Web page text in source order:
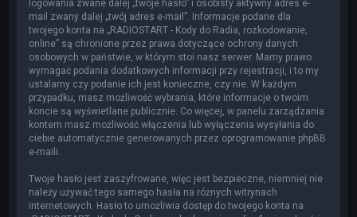
logowania zwane dalej „twoje hasło” i osobisty aktywny adres e-
mail zwany dalej „twój adres e-mail”. Informacje podane dla
twojego konta na „RADIOSTART - Kody do Radia, rozkodowanie,
online” są chronione przez prawa dotyczące ochrony danych
osobowych w państwie, w którym stoi nasz serwer. Mamy prawo
wymagać podania dodatkowych informacji przy rejestracji, i to my
ustalamy czy podanie ich jest konieczne, czy nie. W każdym
przypadku, masz możliwość wybrania, które informacje o twoim
koncie są wyświetlane publicznie. Co więcej, w panelu zarządzania
kontem masz możliwość włączenia lub wyłączenia wysyłania do
ciebie automatycznie generowanych przez oprogramowanie phpBB
e-maili.
Twoje hasło jest zaszyfrowane, więc jest bezpieczne, niemniej nie
należy używać tego samego hasła na różnych witrynach
internetowych. Hasło to umożliwia dostęp do twojego konta na